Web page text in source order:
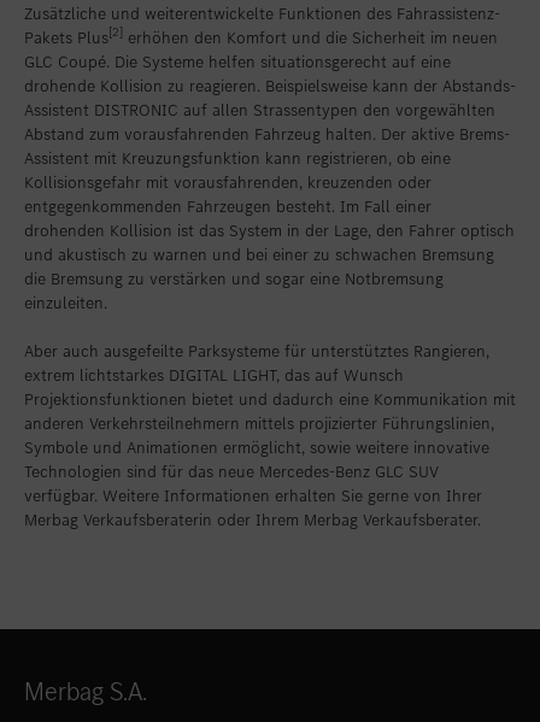
Zusätzliche und weiterentwickelte Funktionen des Fahrassistenz-
Pakets Plus[2] erhöhen den Komfort und die Sicherheit im neuen
GLC Coupé. Die Systeme helfen situationsgerecht auf eine
drohende Kollision zu reagieren. Beispielsweise kann der Abstands-
Assistent DISTRONIC auf allen Strassentypen den vorgewählten
Abstand zum vorausfahrenden Fahrzeug halten. Der aktive Brems-
Assistent mit Kreuzungsfunktion kann registrieren, ob eine
Kollisionsgefahr mit vorausfahrenden, kreuzenden oder
entgegenkommenden Fahrzeugen besteht. Im Fall einer
drohenden Kollision ist das System in der Lage, den Fahrer optisch
und akustisch zu warnen und bei einer zu schwachen Bremsung
die Bremsung zu verstärken und sogar eine Notbremsung
einzuleiten.
Aber auch ausgefeilte Parksysteme für unterstütztes Rangieren,
extrem lichtstarkes DIGITAL LIGHT, das auf Wunsch
Projektionsfunktionen bietet und dadurch eine Kommunikation mit
anderen Verkehrsteilnehmern mittels projizierter Führungslinien,
Symbole und Animationen ermöglicht, sowie weitere innovative
Technologien sind für das neue Mercedes-Benz GLC SUV
verfügbar. Weitere Informationen erhalten Sie gerne von Ihrer
Merbag Verkaufsberaterin oder Ihrem Merbag Verkaufsberater.
Merbag S.A.